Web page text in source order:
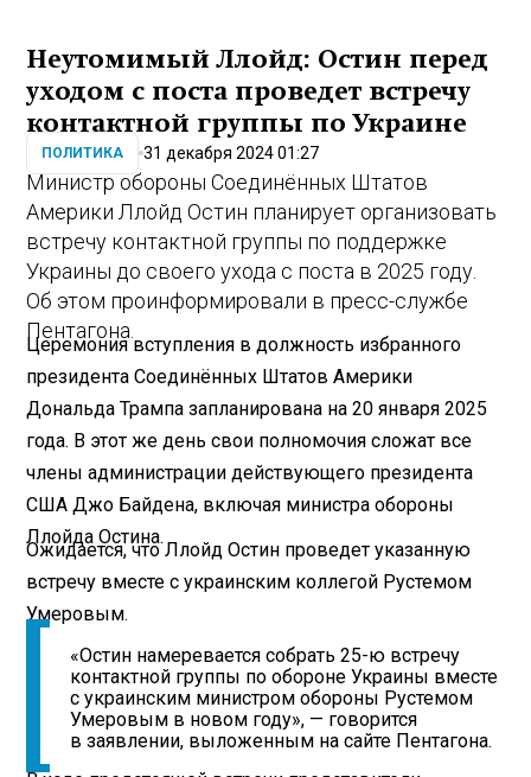
Неутомимый Ллойд: Остин перед
уходом с поста проведет встречу
контактной группы по Украине
ПОЛИТИКА 31 декабря 2024 01:27
Министр обороны Соединённых Штатов
Америки Ллойд Остин планирует организовать
встречу контактной группы по поддержке
Украины до своего ухода с поста в 2025 году.
Об этом проинформировали в пресс-службе
Пентагона.
Церемония вступления в должность избранного
президента Соединённых Штатов Америки
Дональда Трампа запланирована на 20 января 2025
года. В этот же день свои полномочия сложат все
члены администрации действующего президента
США Джо Байдена, включая министра обороны
Ллойда Остина.
Ожидается, что Ллойд Остин проведет указанную
встречу вместе с украинским коллегой Рустемом
Умеровым.
«Остин намеревается собрать 25-ю встречу
контактной группы по обороне Украины вместе
с украинским министром обороны Рустемом
Умеровым в новом году», — говорится
в заявлении, выложенным на сайте Пентагона.